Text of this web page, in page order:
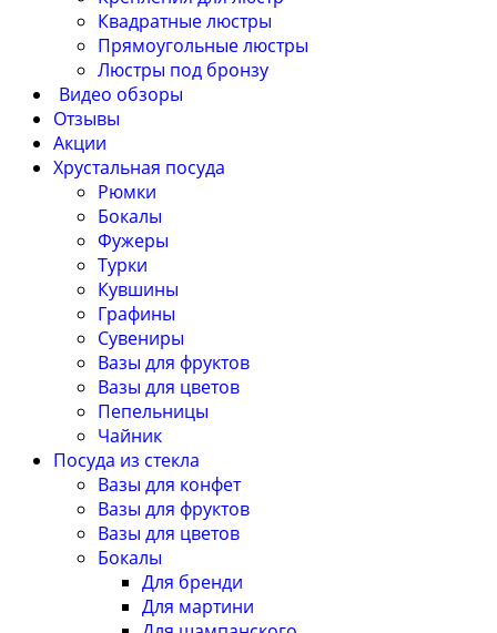
Квадратные люстры
Прямоугольные люстры
Люстры под бронзу
Видео обзоры
Отзывы
Акции
Хрустальная посуда
Рюмки
Бокалы
Фужеры
Турки
Кувшины
Графины
Сувениры
Вазы для фруктов
Вазы для цветов
Пепельницы
Чайник
Посуда из стекла
Вазы для конфет
Вазы для фруктов
Вазы для цветов
Бокалы
Для бренди
Для мартини